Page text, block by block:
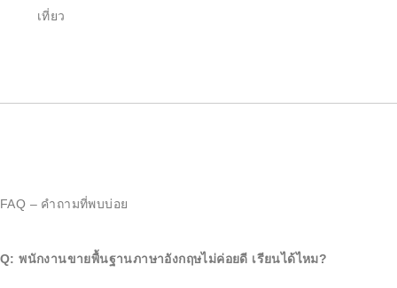
เที่ยว
FAQ – คำถามที่พบบ่อย
Q: พนักงานขายพื้นฐานภาษาอังกฤษไม่ค่อยดี เรียนได้ไหม?